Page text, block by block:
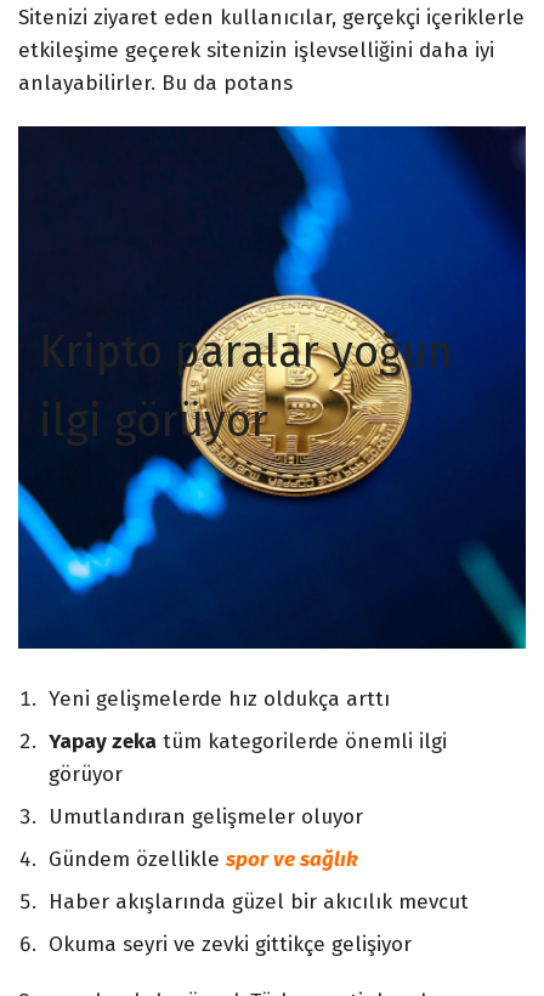
Sitenizi ziyaret eden kullanıcılar, gerçekçi içeriklerle
etkileşime geçerek sitenizin işlevselliğini daha iyi
anlayabilirler. Bu da potans
Kripto paralar yoğun
ilgi görüyor
Yeni gelişmelerde hız oldukça arttı
Yapay zeka tüm kategorilerde önemli ilgi
görüyor
Umutlandıran gelişmeler oluyor
Gündem özellikle spor ve sağlık
Haber akışlarında güzel bir akıcılık mevcut
Okuma seyri ve zevki gittikçe gelişiyor